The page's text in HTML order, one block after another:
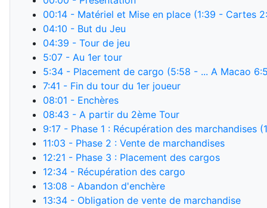
00:14 - Matériel et Mise en place (1:39 - Cartes
04:10 - But du Jeu
04:39 - Tour de jeu
5:07 - Au 1er tour
5:34 - Placement de cargo (5:58 - ... A Macao
7:41 - Fin du tour du 1er joueur
08:01 - Enchères
08:43 - A partir du 2ème Tour
9:17 - Phase 1 : Récupération des marchandises
11:03 - Phase 2 : Vente de marchandises
12:21 - Phase 3 : Placement des cargos
12:34 - Récupération des cargo
13:08 - Abandon d'enchère
13:34 - Obligation de vente de marchandise